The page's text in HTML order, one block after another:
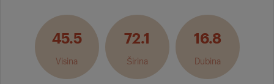
45.5
Visina
72.1
Širina
16.8
Dubina